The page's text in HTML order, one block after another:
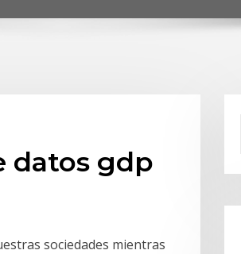
datos gdp
sociedades mientras